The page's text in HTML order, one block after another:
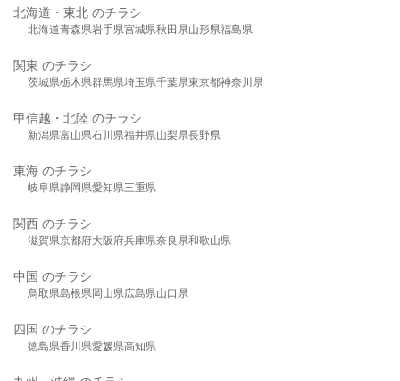
北海道・東北 のチラシ
北海道青森県岩手県宮城県秋田県山形県福島県
関東 のチラシ
茨城県栃木県群馬県埼玉県千葉県東京都神奈川県
甲信越・北陸 のチラシ
新潟県富山県石川県福井県山梨県長野県
東海 のチラシ
岐阜県静岡県愛知県三重県
関西 のチラシ
滋賀県京都府大阪府兵庫県奈良県和歌山県
中国 のチラシ
鳥取県島根県岡山県広島県山口県
四国 のチラシ
徳島県香川県愛媛県高知県